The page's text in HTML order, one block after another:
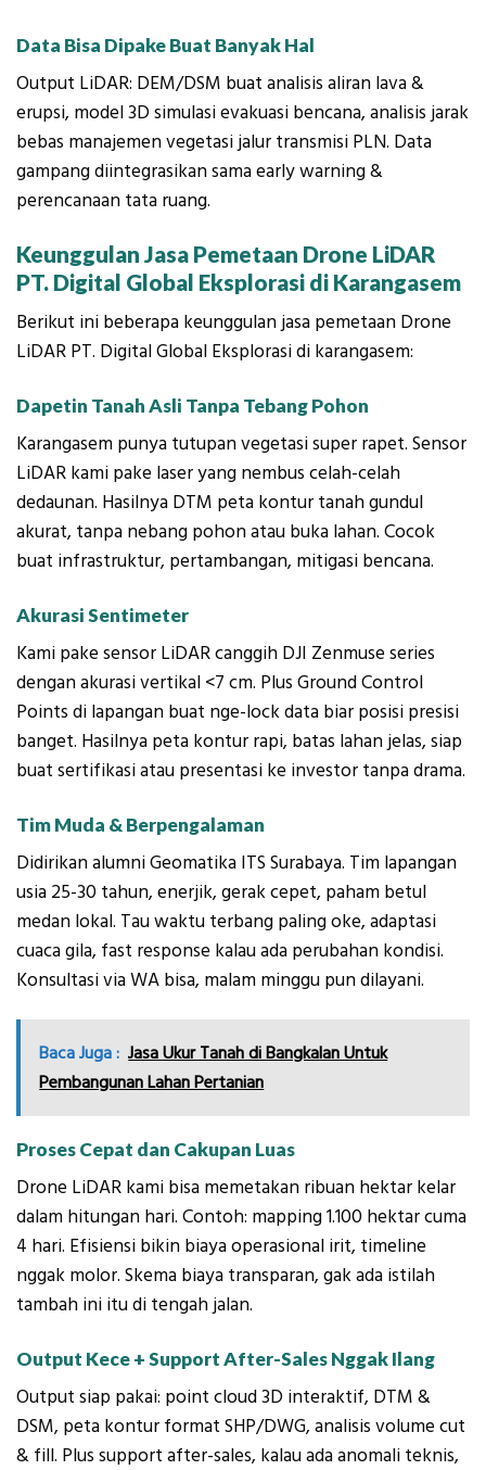
Data Bisa Dipake Buat Banyak Hal
Output LiDAR: DEM/DSM buat analisis aliran lava &
erupsi, model 3D simulasi evakuasi bencana, analisis jarak
bebas manajemen vegetasi jalur transmisi PLN. Data
gampang diintegrasikan sama early warning &
perencanaan tata ruang.
Keunggulan Jasa Pemetaan Drone LiDAR
PT. Digital Global Eksplorasi di Karangasem
Berikut ini beberapa keunggulan jasa pemetaan Drone
LiDAR PT. Digital Global Eksplorasi di karangasem:
Dapetin Tanah Asli Tanpa Tebang Pohon
Karangasem punya tutupan vegetasi super rapet. Sensor
LiDAR kami pake laser yang nembus celah-celah
dedaunan. Hasilnya DTM peta kontur tanah gundul
akurat, tanpa nebang pohon atau buka lahan. Cocok
buat infrastruktur, pertambangan, mitigasi bencana.
Akurasi Sentimeter
Kami pake sensor LiDAR canggih DJI Zenmuse series
dengan akurasi vertikal <7 cm. Plus Ground Control
Points di lapangan buat nge-lock data biar posisi presisi
banget. Hasilnya peta kontur rapi, batas lahan jelas, siap
buat sertifikasi atau presentasi ke investor tanpa drama.
Tim Muda & Berpengalaman
Didirikan alumni Geomatika ITS Surabaya. Tim lapangan
usia 25-30 tahun, enerjik, gerak cepet, paham betul
medan lokal. Tau waktu terbang paling oke, adaptasi
cuaca gila, fast response kalau ada perubahan kondisi.
Konsultasi via WA bisa, malam minggu pun dilayani.
Baca Juga : Jasa Ukur Tanah di Bangkalan Untuk
Pembangunan Lahan Pertanian
Proses Cepat dan Cakupan Luas
Drone LiDAR kami bisa memetakan ribuan hektar kelar
dalam hitungan hari. Contoh: mapping 1.100 hektar cuma
4 hari. Efisiensi bikin biaya operasional irit, timeline
nggak molor. Skema biaya transparan, gak ada istilah
tambah ini itu di tengah jalan.
Output Kece + Support After-Sales Nggak Ilang
Output siap pakai: point cloud 3D interaktif, DTM &
DSM, peta kontur format SHP/DWG, analisis volume cut
& fill. Plus support after-sales, kalau ada anomali teknis,